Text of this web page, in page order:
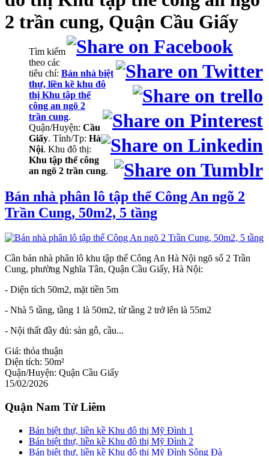
2 trần cung, Quận Cầu Giấy
Tìm kiếm
theo các
tiêu chí: Bán nhà biệt
thự, liền kề khu đô
thị Khu tập thể
công an ngõ 2
trần cung.
Quận/Huyện: Cầu
Giấy. Tỉnh/Tp: Hà
Nội. Khu đô thị:
Khu tập thể công
an ngõ 2 trần cung.
Bán nhà phân lô tập thể Công An ngõ 2
Trần Cung, 50m2, 5 tầng
Cần bán nhà phân lô khu tập thể Công An Hà Nội ngõ số 2 Trần
Cung, phường Nghĩa Tân, Quận Cầu Giấy, Hà Nội:
- Diện tích 50m2, mặt tiền 5m
- Nhà 5 tầng, tầng 1 là 50m2, từ tầng 2 trở lên là 55m2
- Nội thất đầy đủ: sàn gỗ, cầu...
Giá: thỏa thuận
Diện tích: 50m²
Quận/Huyện: Quận Cầu Giấy
15/02/2026
Quận Nam Từ Liêm
Bán biệt thự, liền kề Khu đô thị Mỹ Đình 1
Bán biệt thự, liền kề Khu đô thị Mỹ Đình 2
Bán biệt thự, liền kề Khu đô thị Mỹ Đình Sông Đà